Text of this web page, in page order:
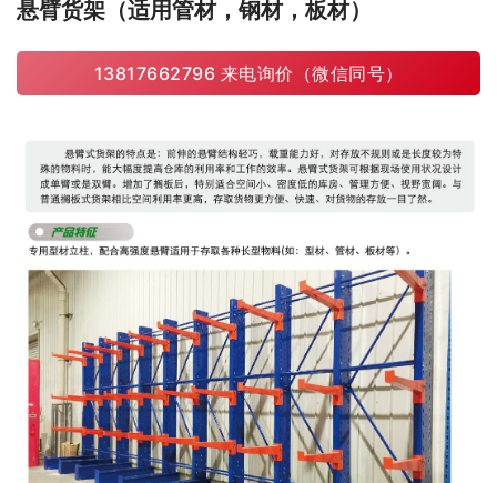
悬臂货架（适用管材，钢材，板材）
13817662796 来电询价（微信同号）